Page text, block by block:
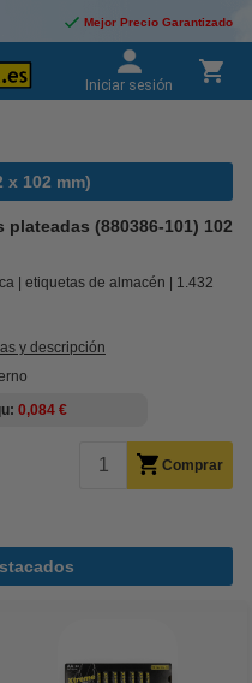
Mejor Precio Garantizado
Iniciar sesión
x 102 mm)
(880386-101) 102
etiquetas de almacén
1.432
y descripción
0,084 €
Comprar